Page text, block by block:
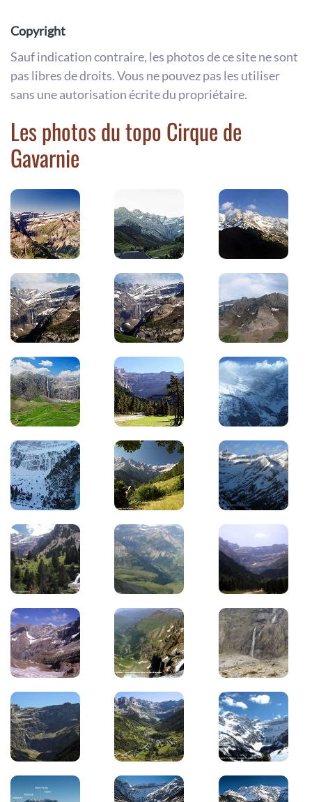
Copyright
Sauf indication contraire, les photos de ce site ne sont
pas libres de droits. Vous ne pouvez pas les utiliser
sans une autorisation écrite du propriétaire.
Les photos du topo Cirque de
Gavarnie